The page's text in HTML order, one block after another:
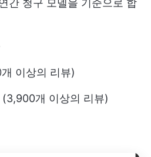
간 청구 모델을 기준으로 합
이상의 리뷰)
개 이상의 리뷰)